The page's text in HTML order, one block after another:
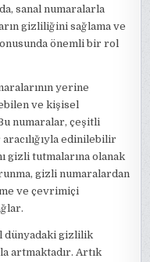
sanal numaralarla
gizliliğini sağlama ve
önemli bir rol
yerine
ve kişisel
numaralar, çeşitli
edinilebilir
gizli tutmalarına olanak
gizli numaralardan
ve çevrimiçi
dünyadaki gizlilik
artmaktadır. Artık